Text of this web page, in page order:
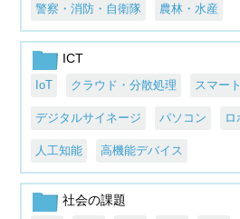
警察・消防・自衛隊 農林・水産
ICT
IoT クラウド・分散処理 スマー
デジタルサイネージ パソコン ロ
人工知能 高機能デバイス
社会の課題